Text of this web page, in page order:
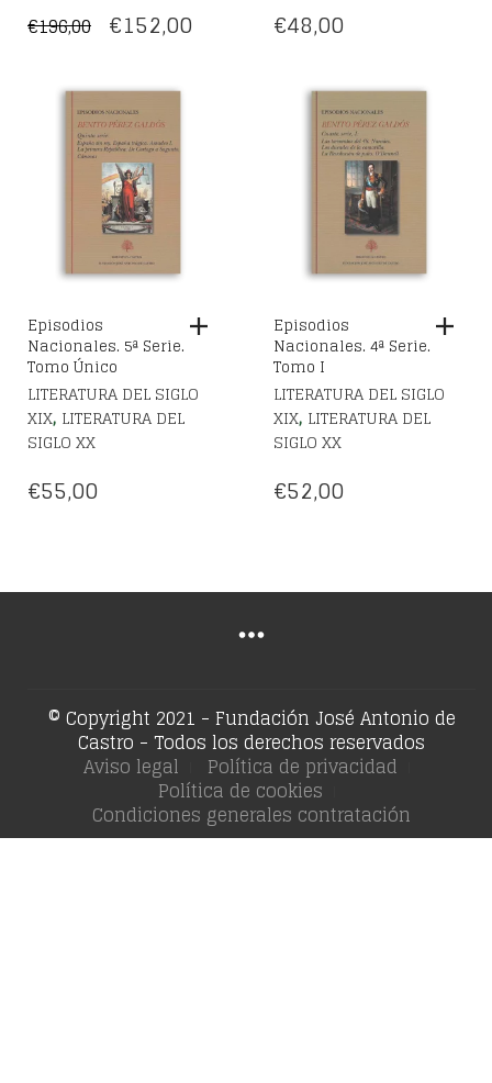
€196,00 EL
ORIGINAL
ERA:
€196,00.
€152,00 €48,00
Episodios
Nacionales. 5ª Serie.
Tomo Único
LITERATURA DEL SIGLO
XIX, LITERATURA DEL
SIGLO XX
€55,00
Episodios
Nacionales. 4ª Serie.
Tomo I
LITERATURA DEL SIGLO
XIX, LITERATURA DEL
SIGLO XX
€52,00
© Copyright 2021 - Fundación José Antonio de
Castro - Todos los derechos reservados
Aviso legal Política de privacidad
Política de cookies
Condiciones generales contratación